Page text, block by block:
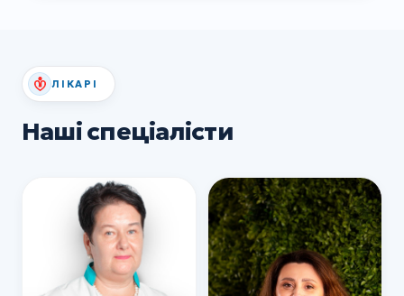
ЛІКАРІ
Наші спеціалісти